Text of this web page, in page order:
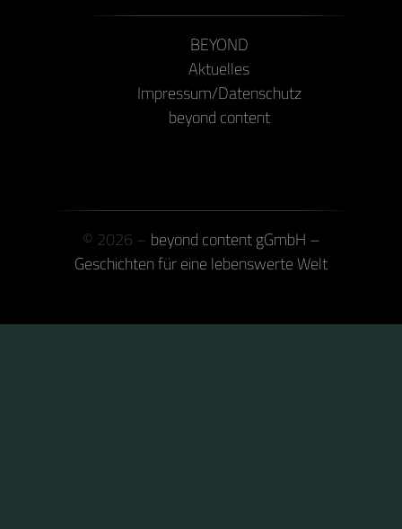
BEYOND
Aktuelles
Impressum/Datenschutz
beyond content
© 2026 – beyond content gGmbH –
Geschichten für eine lebenswerte Welt